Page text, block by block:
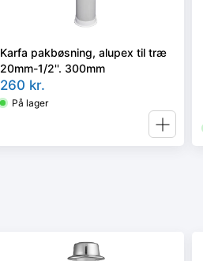
Karfa pakbøsning, alupex til træ
20mm-1/2''. 300mm
260 kr.
På lager